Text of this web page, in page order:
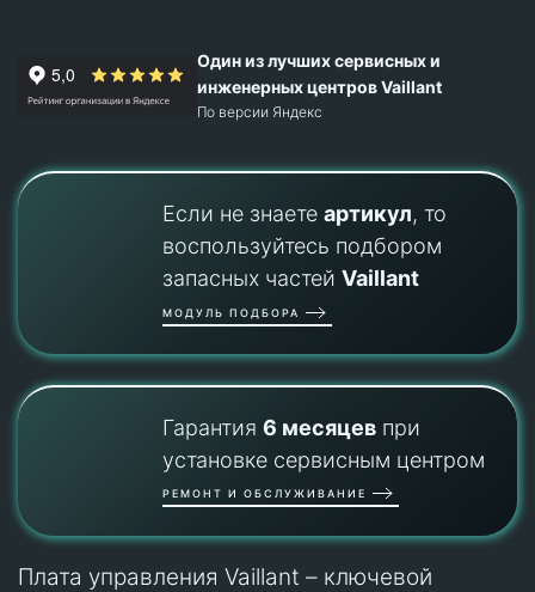
Один из лучших сервисных и
инженерных центров Vaillant
По версии Яндекс
Если не знаете артикул, то
воспользуйтесь подбором
запасных частей Vaillant
МОДУЛЬ ПОДБОРА
Гарантия 6 месяцевпри
установке сервисным центром
РЕМОНТ И ОБСЛУЖИВАНИЕ
Плата управления Vaillant – ключевой